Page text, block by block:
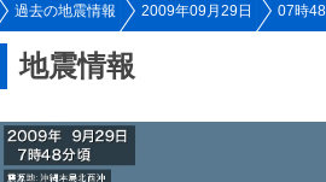
過去の地震情報 2009年09月29日 07時
地震情報